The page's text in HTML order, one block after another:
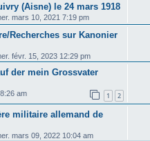
(Aisne) le 24 mars 1918
mars 10, 2021 7:19 pm
Recherches sur Kanonier
févr. 15, 2023 12:29 pm
der mein Grossvater
am 1 2
militaire allemand de
mars 09, 2022 10:04 am